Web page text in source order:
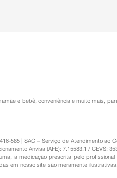
e bebê, conveniênciae muito mais,
585 | SAC – Serviço de Atendimento
Anvisa (AFE): 7.15583.1 / CEVS:
a medicação prescrita pelo
em nosso site são meramente